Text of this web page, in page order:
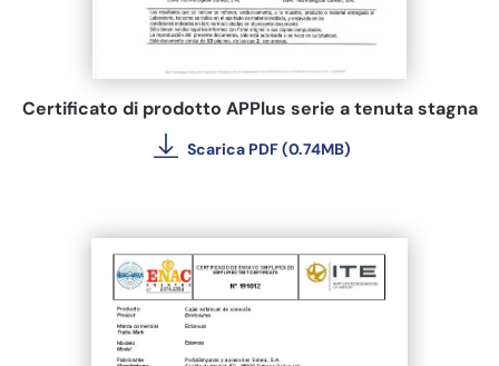
Certificato di prodotto APPlus serie a tenuta stagna
Scarica PDF (0.74MB)